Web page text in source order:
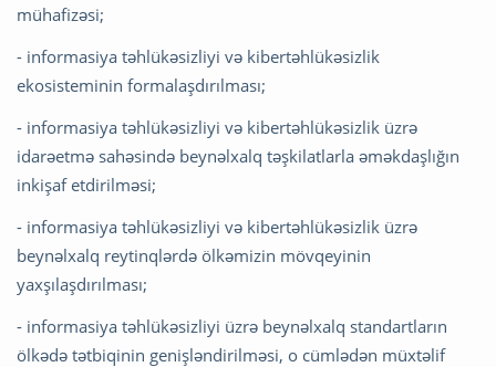
mühafizəsi;
- informasiya təhlükəsizliyi və kibertəhlükəsizlik
ekosisteminin formalaşdırılması;
- informasiya təhlükəsizliyi və kibertəhlükəsizlik üzrə
idarəetmə sahəsində beynəlxalq təşkilatlarla əməkdaşlığın
inkişaf etdirilməsi;
- informasiya təhlükəsizliyi və kibertəhlükəsizlik üzrə
beynəlxalq reytinqlərdə ölkəmizin mövqeyinin
yaxşılaşdırılması;
- informasiya təhlükəsizliyi üzrə beynəlxalq standartların
ölkədə tətbiqinin genişləndirilməsi, o cümlədən müxtəlif